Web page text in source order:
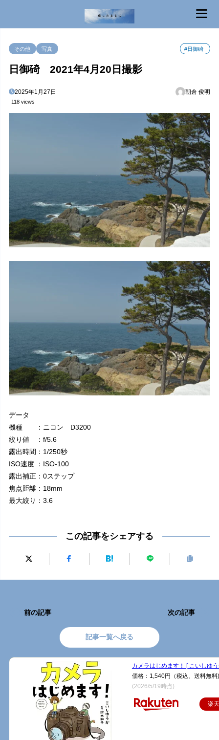
その他 写真 #日御碕
日御碕 2021年4月20日撮影
2025年1月27日 朝倉 俊明
118 views
データ
機種 ：ニコン D3200
絞り値 ：f/5.6
露出時間：1/250秒
ISO速度 ：ISO-100
露出補正：0ステップ
焦点距離：18mm
最大絞り：3.6
この記事をシェアする
前の記事
記事一覧へ戻る
次の記事
カメラはじめます！ [ こいしゆ
価格：1,540円（税込、送料無料)
(2026/5/19時点)
楽